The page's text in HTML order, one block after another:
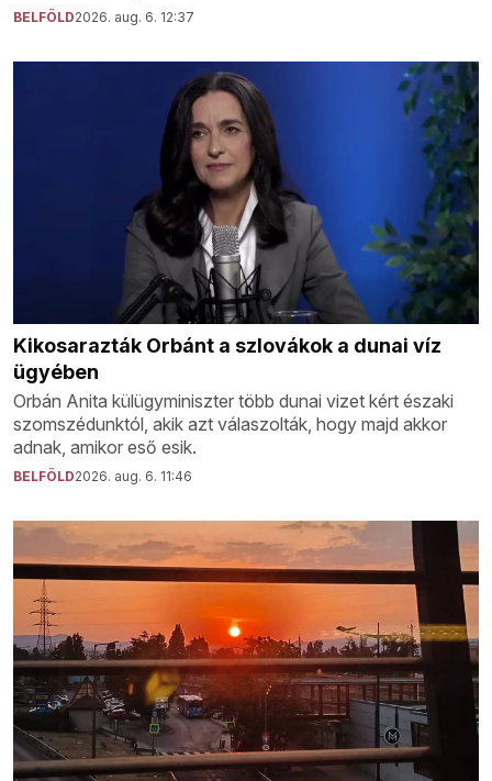
BELFÖLD2026. aug. 6. 12:37
Kikosarazták Orbánt a szlovákok a dunai víz
ügyében
Orbán Anita külügyminiszter több dunai vizet kért északi
szomszédunktól, akik azt válaszolták, hogy majd akkor
adnak, amikor eső esik.
BELFÖLD2026. aug. 6. 11:46